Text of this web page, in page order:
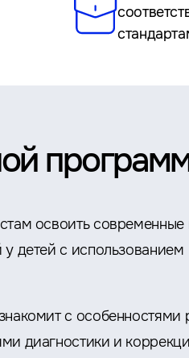
освоить
детей с использованием
с особенностями
диагностики и